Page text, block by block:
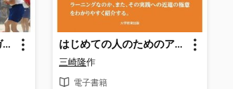
子どもの健康福祉指導ガイド 2 はじめての人のためのアクティブ･ラーニングへの近道
三崎隆作
電子書籍